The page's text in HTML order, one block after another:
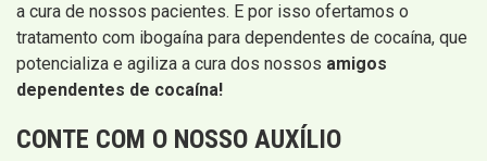
a cura de nossos pacientes. E por isso ofertamos o
tratamento com ibogaína para dependentes de cocaína, que
potencializa e agiliza a cura dos nossos amigos
dependentes de cocaína!
CONTE COM O NOSSO AUXÍLIO